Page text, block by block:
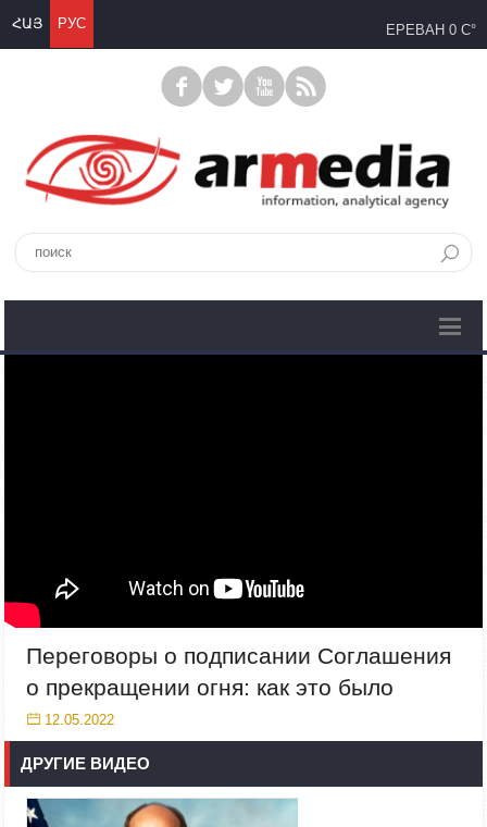
ՀԱՅ РУС ЕРЕВАН 0 C°
Переговоры о подписании Соглашения
о прекращении огня: как это было
12.05.2022
ДРУГИЕ ВИДЕО